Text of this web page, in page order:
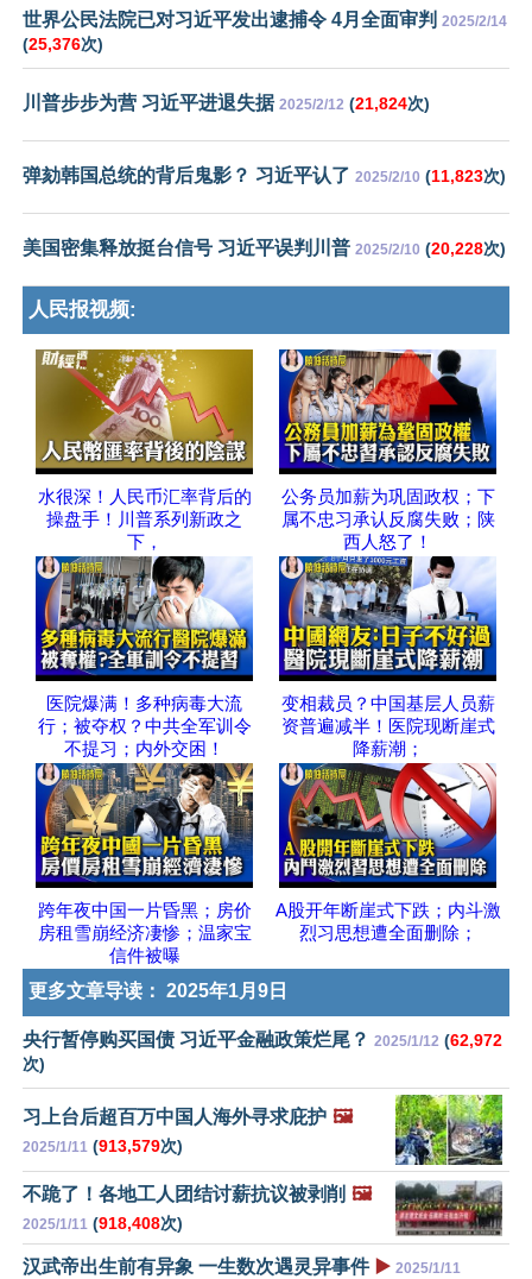
世界公民法院已对习近平发出逮捕令 4月全面审判 2025/2/14
(25,376次)
川普步步为营 习近平进退失据 2025/2/12 (21,824次)
弹劾韩国总统的背后鬼影？ 习近平认了 2025/2/10 (11,823次)
美国密集释放挺台信号 习近平误判川普 2025/2/10 (20,228次)
人民报视频:
水很深！人民币汇率背后的
操盘手！川普系列新政之
下，
公务员加薪为巩固政权；下
属不忠习承认反腐失败；陕
西人怒了！
医院爆满！多种病毒大流
行；被夺权？中共全军训令
不提习；内外交困！
变相裁员？中国基层人员薪
资普遍减半！医院现断崖式
降薪潮；
跨年夜中国一片昏黑；房价
房租雪崩经济凄惨；温家宝
信件被曝
A股开年断崖式下跌；内斗激
烈习思想遭全面删除；
更多文章导读： 2025年1月9日
央行暂停购买国债 习近平金融政策烂尾？ 2025/1/12 (62,972
次)
习上台后超百万中国人海外寻求庇护 🖼️
2025/1/11 (913,579次)
不跪了！各地工人团结讨薪抗议被剥削 🖼️
2025/1/11 (918,408次)
汉武帝出生前有异象 一生数次遇灵异事件 ▶️ 2025/1/11